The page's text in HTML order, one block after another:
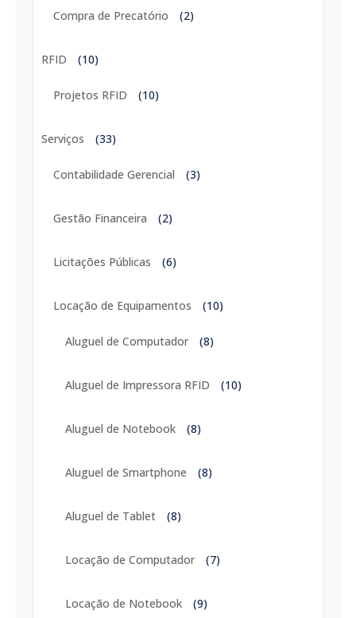
Compra de Precatório (2)
RFID (10)
Projetos RFID (10)
Serviços (33)
Contabilidade Gerencial (3)
Gestão Financeira (2)
Licitações Públicas (6)
Locação de Equipamentos (10)
Aluguel de Computador (8)
Aluguel de Impressora RFID (10)
Aluguel de Notebook (8)
Aluguel de Smartphone (8)
Aluguel de Tablet (8)
Locação de Computador (7)
Locação de Notebook (9)